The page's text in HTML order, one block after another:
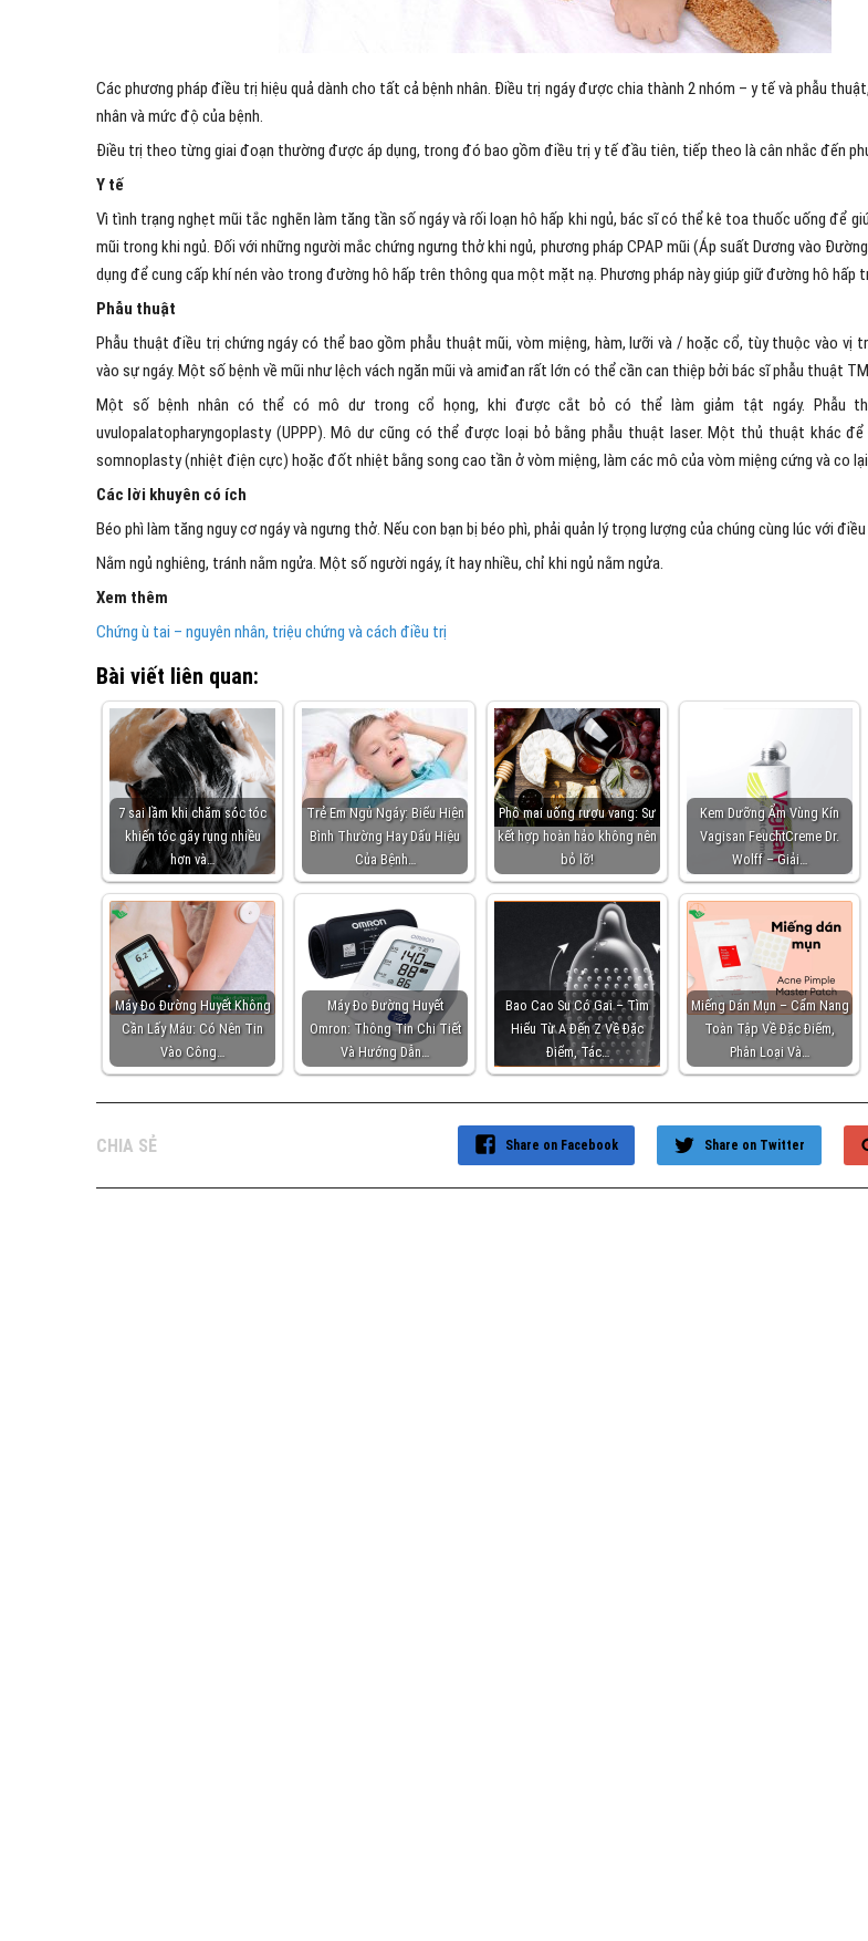
Các phương pháp điều trị hiệu quả dành cho tất cả bệnh nhân. Điều trị ngáy được chia thành 2 nhóm – y tế và phẫu
nhân và mức độ của bệnh.
Điều trị theo từng giai đoạn thường được áp dụng, trong đó bao gồm điều trị y tế đầu tiên, tiếp theo là cân nhắc đến
Y tế
Vì tình trạng nghẹt mũi tắc nghẽn làm tăng tần số ngáy và rối loạn hô hấp khi ngủ, bác sĩ có thể kê toa thuốc uống để
mũi trong khi ngủ. Đối với những người mắc chứng ngưng thở khi ngủ, phương pháp CPAP mũi (Áp suất Dương vào
dụng để cung cấp khí nén vào trong đường hô hấp trên thông qua một mặt nạ. Phương pháp này giúp giữ đường hô hấp
Phẫu thuật
Phẫu thuật điều trị chứng ngáy có thể bao gồm phẫu thuật mũi, vòm miệng, hàm, lưỡi và / hoặc cổ, tùy thuộc vào vị
vào sự ngáy. Một số bệnh về mũi như lệch vách ngăn mũi và amiđan rất lớn có thể cần can thiệp bởi bác sĩ phẫu thuật
Một số bệnh nhân có thể có mô dư trong cổ họng, khi được cắt bỏ có thể làm giảm tật ngáy. Phẫu
uvulopalatopharyngoplasty (UPPP). Mô dư cũng có thể được loại bỏ bằng phẫu thuật laser. Một thủ thuật khác
somnoplasty (nhiệt điện cực) hoặc đốt nhiệt bằng song cao tần ở vòm miệng, làm các mô của vòm miệng cứng và co lại.
Các lời khuyên có ích
Béo phì làm tăng nguy cơ ngáy và ngưng thở. Nếu con bạn bị béo phì, phải quản lý trọng lượng của chúng cùng lúc với
Nằm ngủ nghiêng, tránh nằm ngửa. Một số người ngáy, ít hay nhiều, chỉ khi ngủ nằm ngửa.
Xem thêm
Chứng ù tai – nguyên nhân, triệu chứng và cách điều trị
Bài viết liên quan:
7 sai lầm khi chăm sóc tóc
khiến tóc gãy rụng nhiều
hơn và…
Trẻ Em Ngủ Ngáy: Biểu Hiện
Bình Thường Hay Dấu Hiệu
Của Bệnh…
Phô mai uống rượu vang: Sự
kết hợp hoàn hảo không nên
bỏ lỡ!
Kem Dưỡng Ẩm Vùng Kín
Vagisan FeuchtCreme Dr.
Wolff – Giải…
Máy Đo Đường Huyết Không
Cần Lấy Máu: Có Nên Tin
Vào Công…
Máy Đo Đường Huyết
Omron: Thông Tin Chi Tiết
Và Hướng Dẫn…
Bao Cao Su Có Gai – Tìm
Hiểu Từ A Đến Z Về Đặc
Điểm, Tác…
Miếng Dán Mụn – Cẩm Nang
Toàn Tập Về Đặc Điểm,
Phân Loại Và…
CHIA SẺ Share on Twitter
Share on Facebook